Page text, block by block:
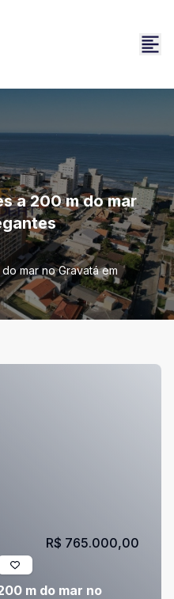
a 200 m do mar
mar no Gravatá em
m do mar no
R$ 765.000,00